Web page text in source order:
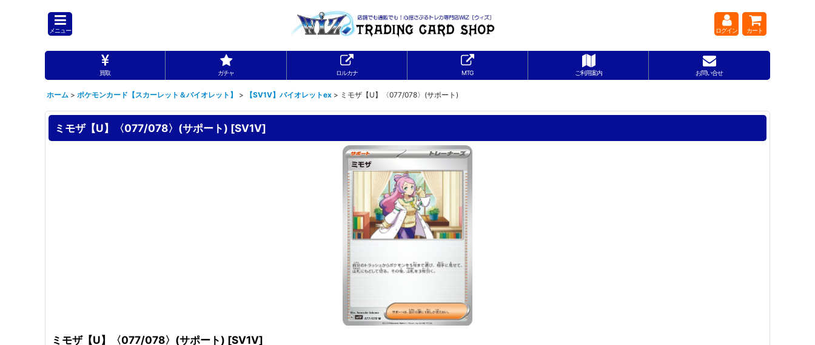
メニュー ログイン カート
買取 ガチャ ロルカナ MTG ご利用案内 お問い合せ
ホーム > ポケモンカード【スカーレット＆バイオレット】 > 【SV1V】バイオレットex > ミモザ【U】〈077/078〉(サポート)
ミモザ【U】〈077/078〉(サポート) [SV1V]
ミモザ【U】〈077/078〉(サポート) [SV1V]